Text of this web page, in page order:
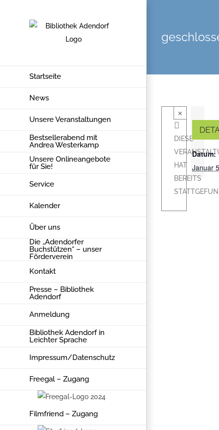
Startseite
News
Unsere Veranstaltungen
Bestsellerabend mit
Andrea Westerkamp
Unsere Onlineangebote
für Sie!
Service
Kalender
Über uns
Die „Adendorfer
Buchstützen“ – unser
Förderverein
Kontakt
Presse – Bibliothek
Adendorf
Anmeldung
Bibliothek Adendorf in
Leichter Sprache
Impressum/Datenschutz
Freegal – Zugang
Filmfriend – Zugang
×
DIESE
HAT
BEREITS
Datum:
Januar